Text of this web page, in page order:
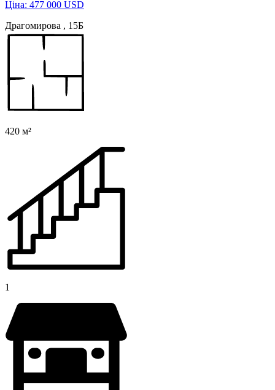
Ціна: 477 000 USD
Драгомирова , 15Б
420 м²
1